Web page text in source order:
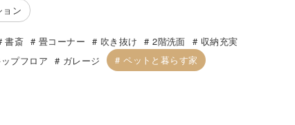
ョン
書斎 畳コーナー 吹き抜け 2階洗面
収納充実
プフロア ガレージ
ペットと暮らす家